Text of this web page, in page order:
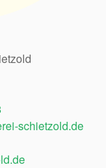
schietzold.de